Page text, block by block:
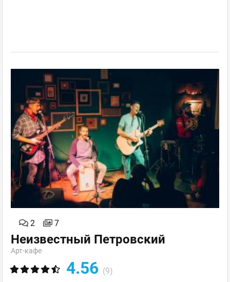
2 7
Неизвестный Петровский
Арт-кафе
4.56 (9)